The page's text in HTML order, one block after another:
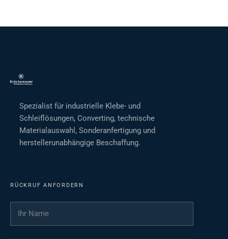
Spezialist für industrielle Klebe- und
Schleiflösungen, Converting, technische
Materialauswahl, Sonderanfertigung und
herstellerunabhängige Beschaffung.
RÜCKRUF ANFORDERN
Ihr Name